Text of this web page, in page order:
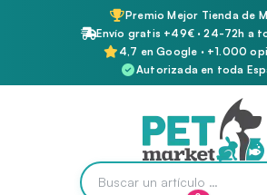
Premio Mejor Tienda de
Envío gratis +49€ · 24-72h a
4,7 en Google · +1.000
Autorizada en toda